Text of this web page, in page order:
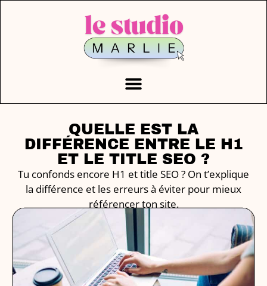
QUELLE EST LA
DIFFÉRENCE ENTRE LE H1
ET LE TITLE SEO ?
Tu confonds encore H1 et title SEO ? On t’explique
la différence et les erreurs à éviter pour mieux
référencer ton site.